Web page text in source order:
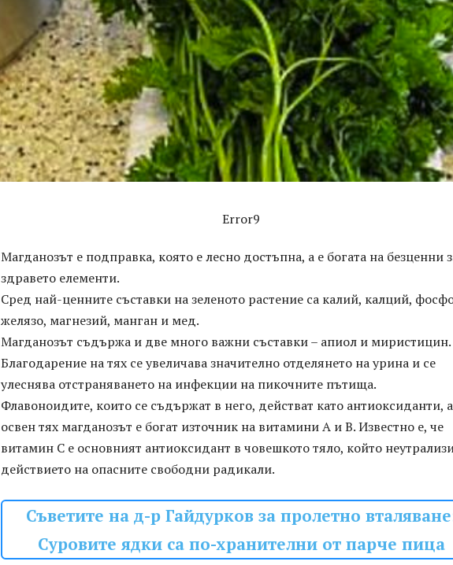
Error9
Магданозът е подправка, която е лесно достъпна, а е богата на безценни
здравето елементи.
Сред най-ценните съставки на зеленото растение са калий, калций,
желязо, магнезий, манган и мед.
Магданозът съдържа и две много важни съставки – апиол и миристицин.
Благодарение на тях се увеличава значително отделянето на урина и се
улеснява отстраняването на инфекции на пикочните пътища.
Флавоноидите, които се съдържат в него, действат като антиоксиданти, а
освен тях магданозът е богат източник на витамини А и В. Известно е, че
витамин С е основният антиоксидант в човешкото тяло, който
действието на опасните свободни радикали.
Съветите на д-р Гайдурков за пролетно
Суровите ядки са по-хранителни от парче пица